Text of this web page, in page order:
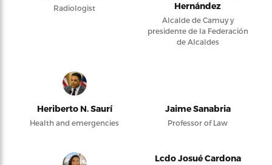
Radiologist
Hernández
Alcalde de Camuy y
presidente de la Federación
de Alcaldes
Heriberto N. Saurí
Health and emergencies
Jaime Sanabria
Professor of Law
Lcdo Josué Cardona